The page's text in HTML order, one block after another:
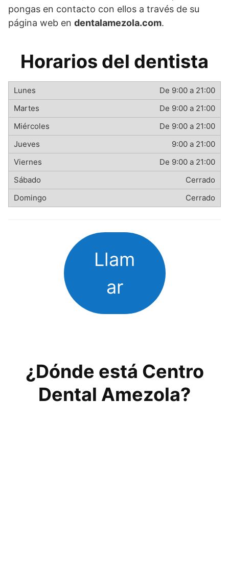
pongas en contacto con ellos a través de su
página web en dentalamezola.com.
Horarios del dentista
De 9:00 a 21:00
De 9:00 a 21:00
De 9:00 a 21:00
9:00 a 21:00
De 9:00 a 21:00
Cerrado
Cerrado
Llam
ar
¿Dónde está Centro
Dental Amezola?